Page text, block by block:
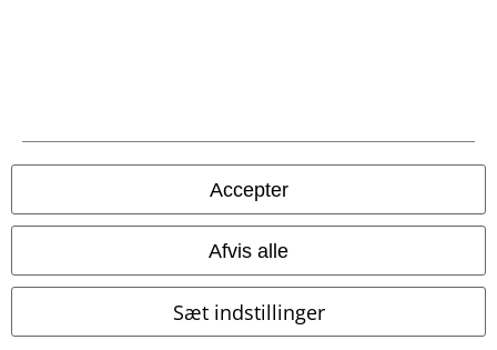
Accepter
Afvis alle
Sæt indstillinger
EMP Webshops
EMP International